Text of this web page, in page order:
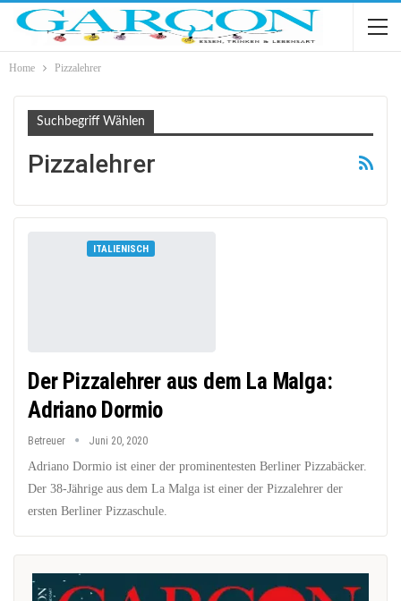
Home Pizzalehrer
Suchbegriff Wählen
Pizzalehrer
ITALIENISCH
Der Pizzalehrer aus dem La Malga:
Adriano Dormio
Betreuer Juni 20, 2020
Adriano Dormio ist einer der prominentesten Berliner Pizzabäcker.
Der 38-Jährige aus dem La Malga ist einer der Pizzalehrer der
ersten Berliner Pizzaschule.